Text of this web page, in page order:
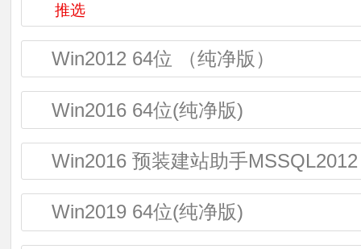
推选
Win2012 64位 （纯净版）
Win2016 64位(纯净版)
Win2016 预装建站助手MSSQL2012
Win2019 64位(纯净版)